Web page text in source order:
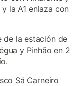
la A1 enlaza con
de la estación de
y Pinhão en 2
Sá Carneiro